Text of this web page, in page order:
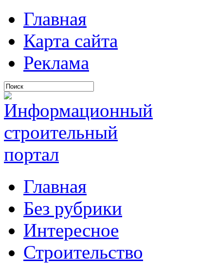
Главная
Карта сайта
Реклама
Главная
Без рубрики
Интересное
Строительство